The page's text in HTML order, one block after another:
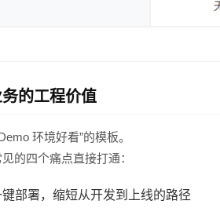
的工程价值
环境好看”的模板。
的四个痛点直接打通：
部署，缩短从开发到上线的路径